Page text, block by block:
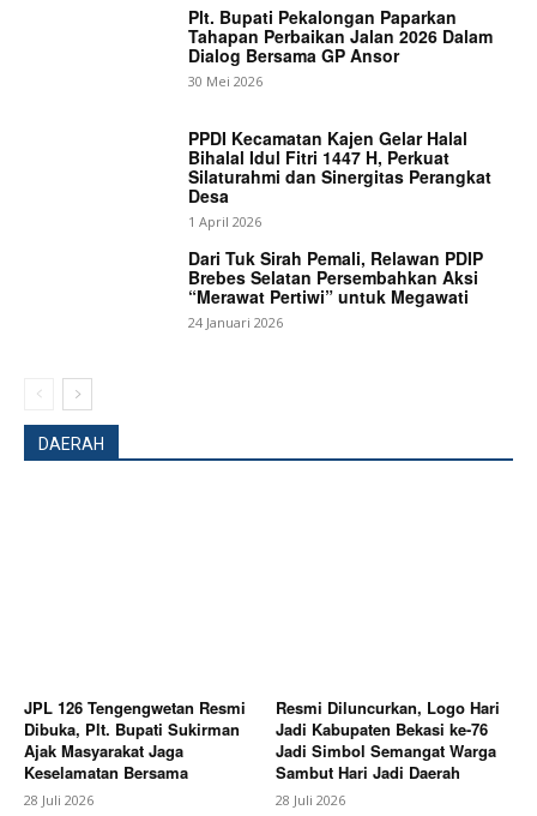
Magazine PRO
Subscription Plans
My account
Bagikan Artikel
Plt. Bupati Pekalongan Paparkan
Tahapan Perbaikan Jalan 2026 Dalam
Dialog Bersama GP Ansor
30 Mei 2026
PPDI Kecamatan Kajen Gelar Halal
Bihalal Idul Fitri 1447 H, Perkuat
Silaturahmi dan Sinergitas Perangkat
Desa
1 April 2026
Dari Tuk Sirah Pemali, Relawan PDIP
Brebes Selatan Persembahkan Aksi
“Merawat Pertiwi” untuk Megawati
24 Januari 2026
DAERAH
JPL 126 Tengengwetan Resmi
Dibuka, Plt. Bupati Sukirman
Ajak Masyarakat Jaga
Keselamatan Bersama
28 Juli 2026
Resmi Diluncurkan, Logo Hari
Jadi Kabupaten Bekasi ke-76
Jadi Simbol Semangat Warga
Sambut Hari Jadi Daerah
28 Juli 2026